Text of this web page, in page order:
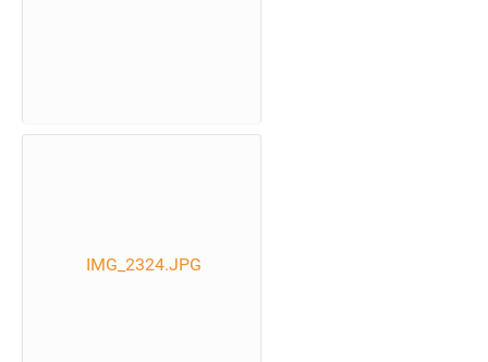
IMG_2324.JPG